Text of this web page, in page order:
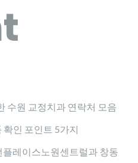
수원 교정치과 연락처 모음
확인 포인트 5가지
레이스노원센트럴과 창동